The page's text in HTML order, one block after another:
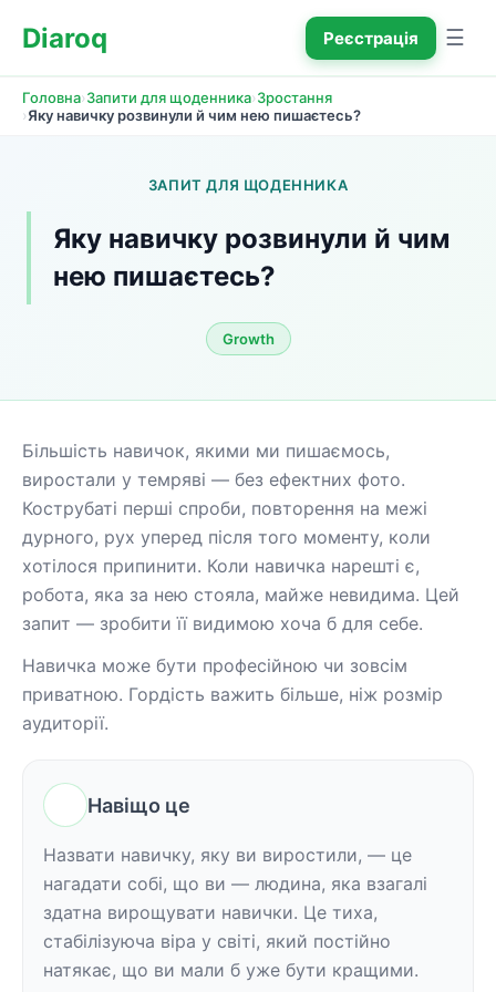
Diaroq Реєстрація ☰
Головна›Запити для щоденника›Зростання
›Яку навичку розвинули й чим нею пишаєтесь?
ЗАПИТ ДЛЯ ЩОДЕННИКА
Яку навичку розвинули й чим
нею пишаєтесь?
Growth
Більшість навичок, якими ми пишаємось,
виростали у темряві — без ефектних фото.
Кострубаті перші спроби, повторення на межі
дурного, рух уперед після того моменту, коли
хотілося припинити. Коли навичка нарешті є,
робота, яка за нею стояла, майже невидима. Цей
запит — зробити її видимою хоча б для себе.
Навичка може бути професійною чи зовсім
приватною. Гордість важить більше, ніж розмір
аудиторії.
Навіщо це
Назвати навичку, яку ви виростили, — це
нагадати собі, що ви — людина, яка взагалі
здатна вирощувати навички. Це тиха,
стабілізуюча віра у світі, який постійно
натякає, що ви мали б уже бути кращими.